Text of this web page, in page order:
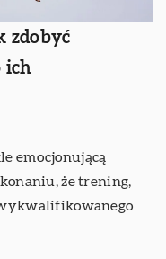
zdobyć
ich
emocjonującą
że trening,